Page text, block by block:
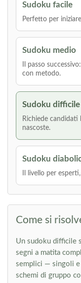
Sudoku facile
Perfetto per
Sudoku medio
Il passo
con metodo.
Sudoku difficile
Richiede
nascoste.
Sudoku
Il livello per
Come si
Un sudoku difficile
segni a matita
semplici — singoli
schemi di gruppo